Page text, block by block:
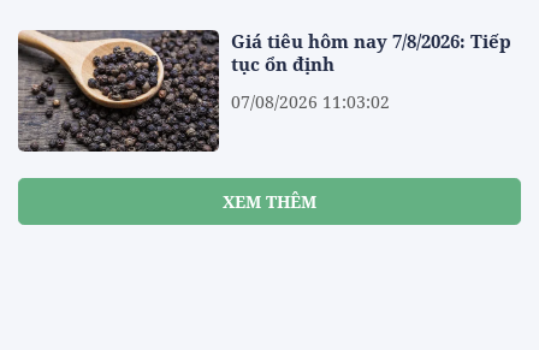
Giá tiêu hôm nay 7/8/2026: Tiếp
tục ổn định
07/08/2026 11:03:02
XEM THÊM